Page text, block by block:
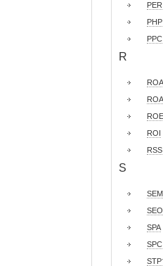
PER
PHP
PPC
R
ROA
ROE
ROI
RSS
S
SEM
SEO
SPA
SPC